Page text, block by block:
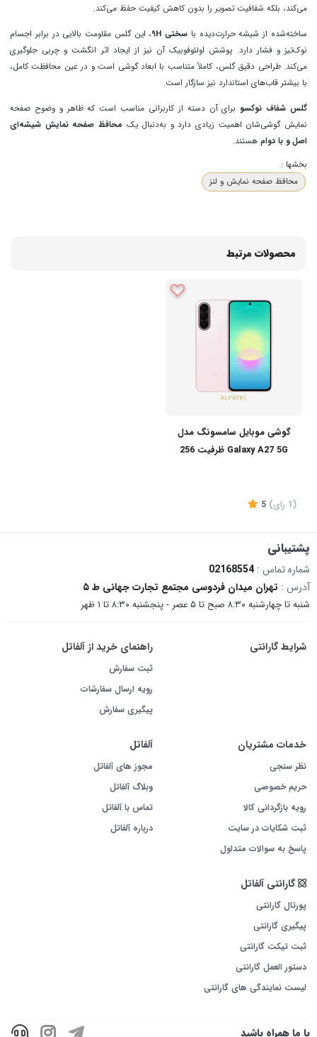
می‌کند، بلکه شفافیت تصویر را بدون کاهش کیفیت حفظ می‌کند.
ساخته‌شده از شیشه حرارت‌دیده با سختی ۹H
، این گلس مقاومت بالایی در برابر اجسام
نوک‌تیز و فشار دارد. پوشش اولئوفوبیک آن نیز از ایجاد اثر انگشت و چربی جلوگیری
می‌کند. طراحی دقیق گلس، کاملاً متناسب با ابعاد گوشی است و در عین محافظت کامل،
با بیشتر قاب‌های استاندارد نیز سازگار است.
گلس شفاف نوکسو برای آن دسته از کاربرانی مناسب است که ظاهر و وضوح صفحه
نمایش گوشی‌شان اهمیت زیادی دارد و به‌دنبال یک محافظ صفحه نمایش شیشه‌ای
اصل و با دوام هستند.
بخشها :
محافظ صفحه نمایش و لنز
محصولات مرتبط
گوشی موبایل سامسونگ مدل
Galaxy A27 5G ظرفیت 256
موجود
(1 رای)
5
پشتیبانی
شماره تماس : 02168554
آدرس : تهران میدان فردوسی مجتمع تجارت جهانی ط ۵
شنبه تا چهارشنبه ۸:۳۰ صبح تا ۵ عصر - پنجشنبه ۸:۳۰ تا ۱ ظهر
شرایط گارانتی راهنمای خرید از آلفاتل
ثبت سفارش
رویه ارسال سفارشات
پیگیری سفارش
خدمات مشتریان
نظر سنجی
حریم خصوصی
رویه بازگردانی کالا
ثبت شکایات در سایت
پاسخ به سوالات متداول
آلفاتل
مجوز های آلفاتل
وبلاگ آلفاتل
تماس با آلفاتل
درباره آلفاتل
گارانتی آلفاتل
پورتال گارانتی
پیگیری گارانتی
ثبت تیکت گارانتی
دستور العمل گارانتی
لیست نمایندگی های گارانتی
با ما همراه باشید